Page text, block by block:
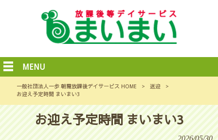
MENU
一般社団法人一歩 朝霞放課後デイサービス HOME > 送迎
>
お迎え予定時間 まいまい3
お迎え予定時間 まいまい3
2026/05/30